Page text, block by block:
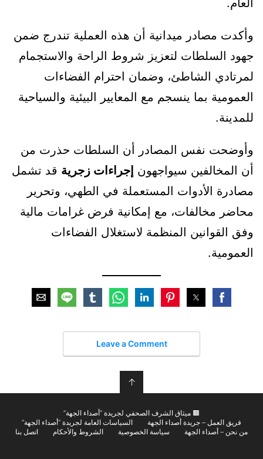
وأكدت مصادر ميدانية أن هذه العملية تندرج ضمن
جهود السلطات لتعزيز شروط الراحة والاستجمام
لمرتادي الشاطئ، وضمان احترام الفضاءات
العمومية بما ينسجم مع المعايير البيئية والسياحية
للمدينة.
وأوضحت نفس المصادر أن السلطات حذرت من
أن المخالفين سيواجهون إجراءات زجرية قد تشمل
مصادرة الأدوات المستعملة في الطهي، وتحرير
محاضر مخالفات، مع إمكانية فرض غرامات مالية
وفق القوانين المنظمة لاستغلال الفضاءات
العمومية.
Leave a Comment
↑
🟫 ميثاق الشرف الصحفي لجريدة “أصداء الجهة”
فريق العمل – جريدة أصداء الجهة
السياسات العامة لجريدة “أصداء الجهة”
من نحن – أصداء الجهة
سياسة الخصوصية الشروط والأحكام اتصل بنا